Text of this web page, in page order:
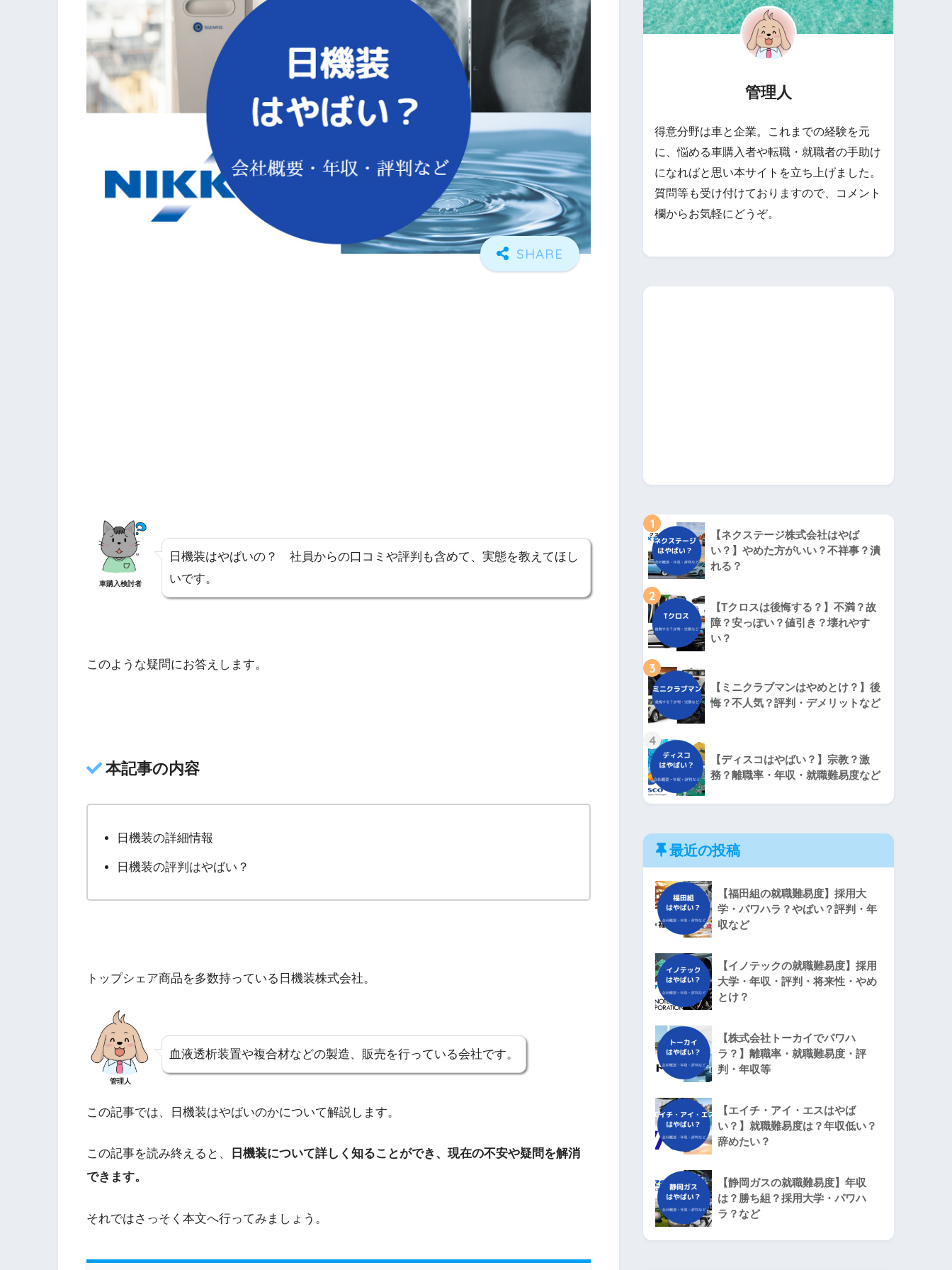
車購入検討者
日機装はやばいの？ 社員からの口コミや評判も含めて、実態を教えてほし
いです。
このような疑問にお答えします。
本記事の内容
日機装の詳細情報
日機装の評判はやばい？
トップシェア商品を多数持っている日機装株式会社。
管理人
血液透析装置や複合材などの製造、販売を行っている会社です。
この記事では、日機装はやばいのかについて解説します。
この記事を読み終えると、
日機装について詳しく知ることができ、現在の不安や疑問を解消
できます。
それではさっそく本文へ行ってみましょう。
管理人
得意分野は車と企業。これまでの経験を元
に、悩める車購入者や転職・就職者の手助け
になればと思い本サイトを立ち上げました。
質問等も受け付けておりますので、コメント
欄からお気軽にどうぞ。
1
【ネクステージ株式会社はやば
い？】やめた方がいい？不祥事？潰
れる？
2
【Tクロスは後悔する？】不満？故
障？安っぽい？値引き？壊れやす
い？
3
【ミニクラブマンはやめとけ？】後
悔？不人気？評判・デメリットなど
4
【ディスコはやばい？】宗教？激
務？離職率・年収・就職難易度など
最近の投稿
【福田組の就職難易度】採用大
学・パワハラ？やばい？評判・年
収など
【イノテックの就職難易度】採用
大学・年収・評判・将来性・やめ
とけ？
【株式会社トーカイでパワハ
ラ？】離職率・就職難易度・評
判・年収等
【エイチ・アイ・エスはやば
い？】就職難易度は？年収低い？
辞めたい？
【静岡ガスの就職難易度】年収
は？勝ち組？採用大学・パワハ
ラ？など